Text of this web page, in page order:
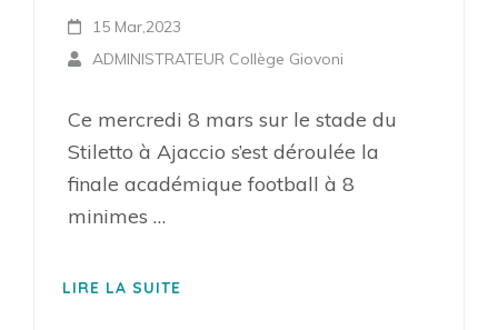
15 Mar,2023
ADMINISTRATEUR Collège Giovoni
Ce mercredi 8 mars sur le stade du
Stiletto à Ajaccio s’est déroulée la
finale académique football à 8
minimes …
LIRE LA SUITE